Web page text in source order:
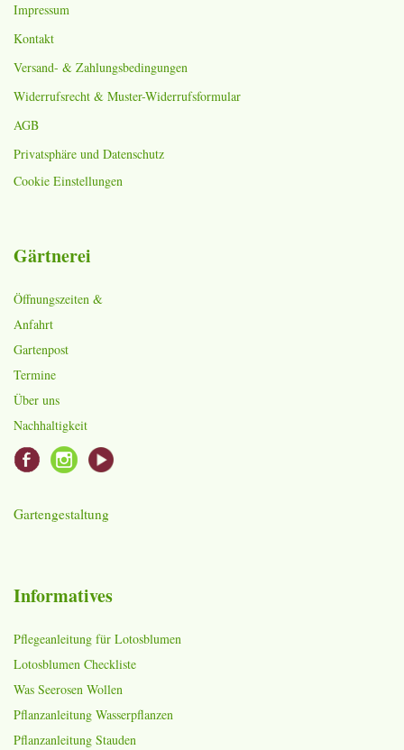
Impressum
Kontakt
Versand- & Zahlungsbedingungen
Widerrufsrecht & Muster-Widerrufsformular
AGB
Privatsphäre und Datenschutz
Cookie Einstellungen
Gärtnerei
Öffnungszeiten &
Anfahrt
Gartenpost
Termine
Über uns
Nachhaltigkeit
Gartengestaltung
Informatives
Pflegeanleitung für Lotosblumen
Lotosblumen Checkliste
Was Seerosen Wollen
Pflanzanleitung Wasserpflanzen
Pflanzanleitung Stauden